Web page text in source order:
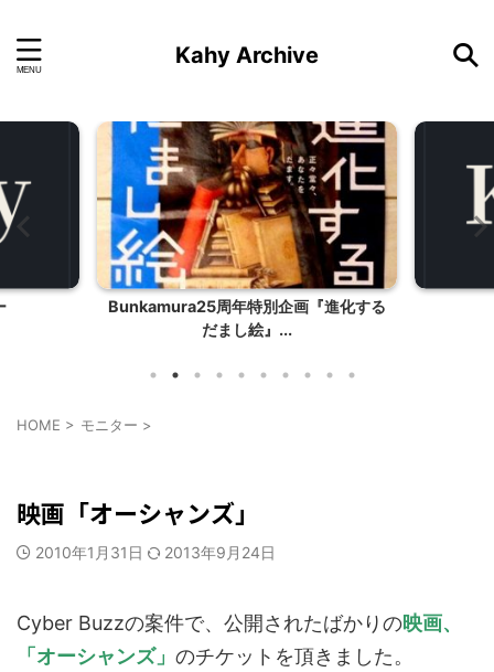
Kahy Archive
化する お正月遊び①
HOME > モニター >
映画「オーシャンズ」
2010年1月31日 2013年9月24日
Cyber Buzzの案件で、公開されたばかりの映画、
「オーシャンズ」 のチケットを頂きました。